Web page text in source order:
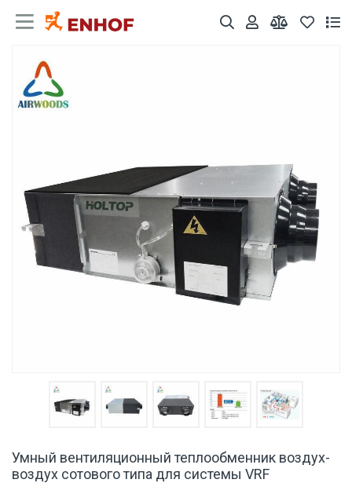
Умный вентиляционный теплообменник воздух-
воздух сотового типа для системы VRF